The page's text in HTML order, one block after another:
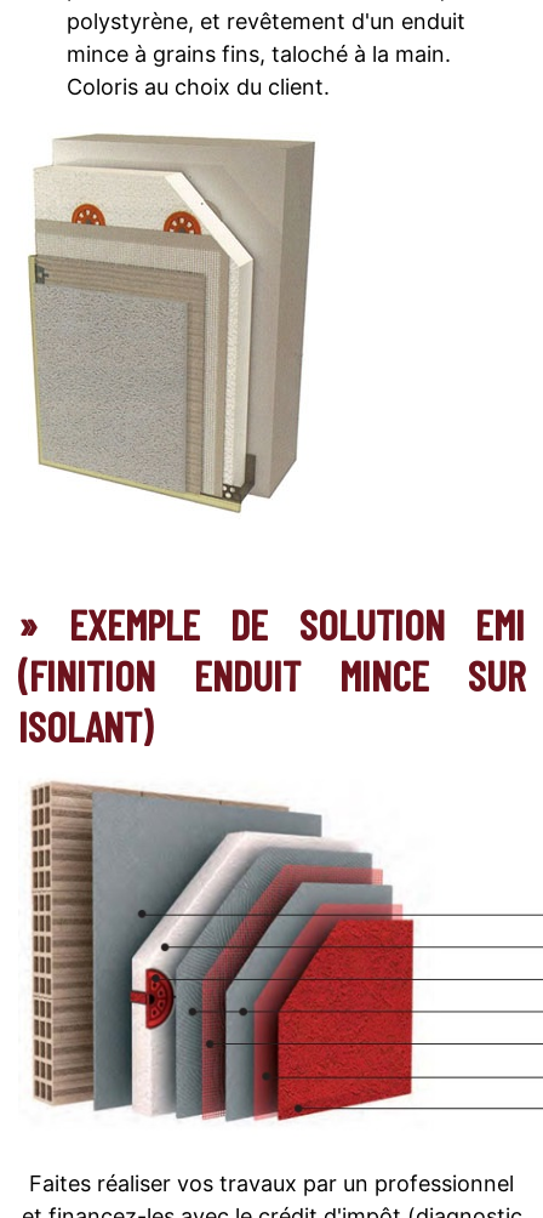
polystyrène, et revêtement d'un enduit
mince à grains fins, taloché à la main.
Coloris au choix du client.
» EXEMPLE DE SOLUTION EMI
(FINITION ENDUIT MINCE SUR
ISOLANT)
Faites réaliser vos travaux par un professionnel